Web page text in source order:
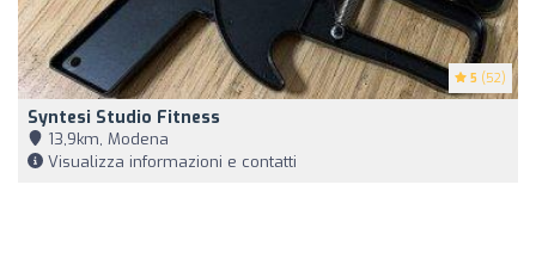
5 (52)
Syntesi Studio Fitness
13,9km, Modena
Visualizza informazioni e contatti